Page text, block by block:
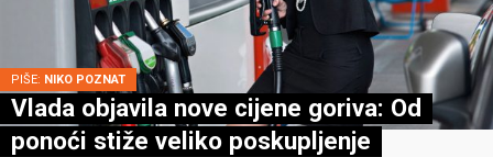
PIŠE: NIKO POZNAT
Vlada objavila nove cijene goriva: Od
ponoći stiže veliko poskupljenje